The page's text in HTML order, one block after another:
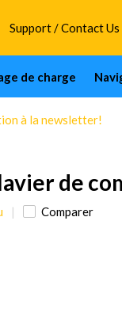
Support / Contact Us
de charge
à la newsletter!
de
Comparer